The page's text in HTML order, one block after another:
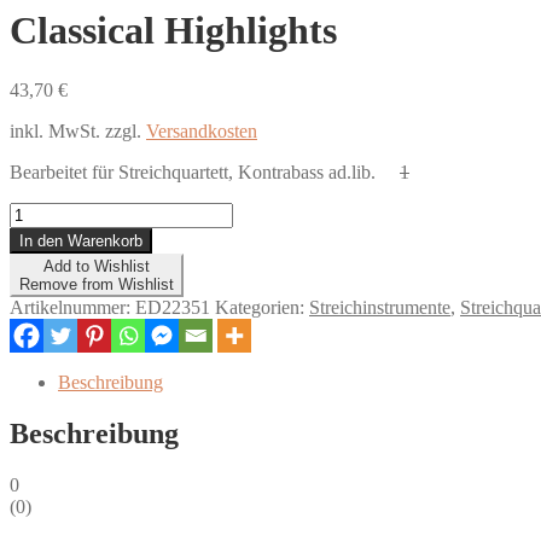
Classical Highlights
43,70 €
inkl. MwSt. zzgl. Versandkosten
Bearbeitet für Streichquartett, Kontrabass ad.lib. 1
Classical
Highlights
Menge
In den Warenkorb
Add to Wishlist
Remove from Wishlist
Artikelnummer: ED22351 Kategorien: Streichinstrumente,
Beschreibung
Beschreibung
0
(0)